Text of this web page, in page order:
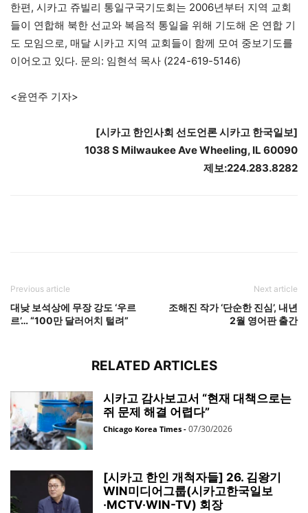
한편, 시카고 쥬빌리 통일구국기도회는 2006년부터 지역 교회
들이 연합해 북한 선교와 복음적 통일을 위해 기도해 온 연합 기
도 모임으로, 매달 시카고 지역 교회들이 함께 모여 중보기도를
이어오고 있다. 문의: 임현석 목사 (224-619-5146)
<윤연주 기자>
[시카고 한인사회 선도언론 시카고 한국일보]
1038 S Milwaukee Ave Wheeling, IL 60090
제보:224.283.8282
Previous article
대낮 보석상에 무장 강도 ‘우르
르’… “100만 달러어치 털려”
Next article
조해진 작가 ‘단순한 진심’, 내년
2월 영어판 출간
RELATED ARTICLES
시카고 감사보고서 “현재 대책으로는
쥐 문제 해결 어렵다”
Chicago Korea Times - 07/30/2026
[시카고 한인 개척자들] 26. 김왕기
WIN미디어그룹(시카고한국일보
·MCTV·WIN-TV) 회장